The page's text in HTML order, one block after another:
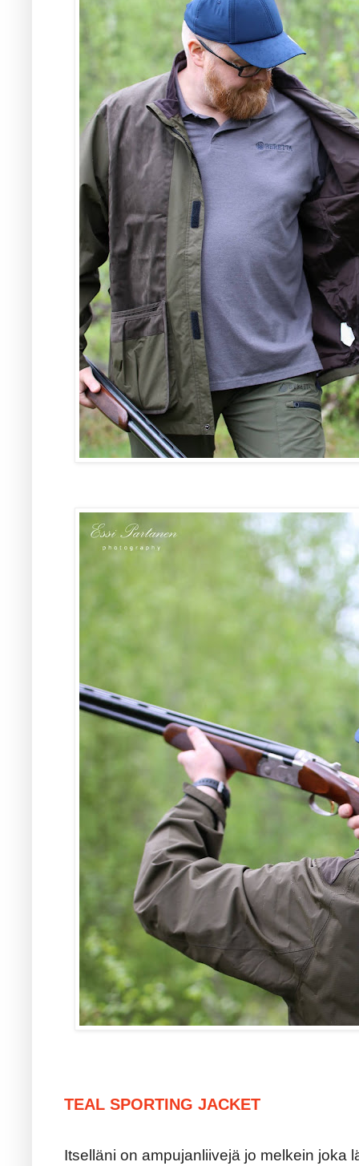
TEAL SPORTING JACKET
Itselläni on ampujanliivejä jo melkein joka